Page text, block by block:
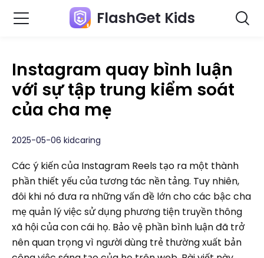
FlashGet Kids
Instagram quay bình luận
với sự tập trung kiểm soát
của cha mẹ
2025-05-06 kidcaring
Các ý kiến ​​của Instagram Reels tạo ra một thành
phần thiết yếu của tương tác nền tảng. Tuy nhiên,
đôi khi nó đưa ra những vấn đề lớn cho các bậc cha
mẹ quản lý việc sử dụng phương tiện truyền thông
xã hội của con cái họ. Bảo vệ phần bình luận đã trở
nên quan trọng vì người dùng trẻ thường xuất bản